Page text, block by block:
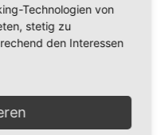
Technologien von
stetig zu
den Interessen